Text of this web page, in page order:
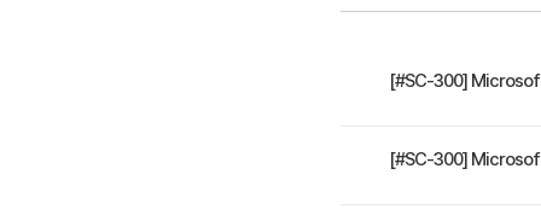
- 권한 엑
[#SC-300] Microsoft
이 과정은 IT 보안 전문
[#SC-300] Microsoft